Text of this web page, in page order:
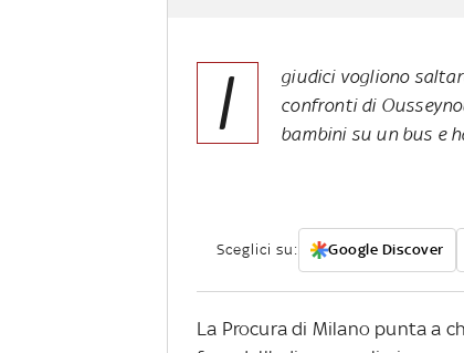
I
giudici vogliono
confronti di
bambini su un bus e
Sceglici su: Google Discover
La Procura di Milano punta a